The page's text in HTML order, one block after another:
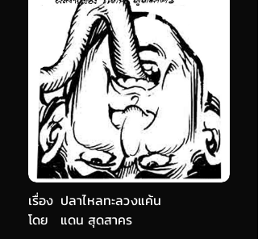
เรื่อง ปลาไหลทะลวงแค้น
แดน สุดสาคร
โดย